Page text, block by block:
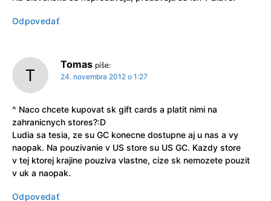
Odpovedať
Tomas píše:
24. novembra 2012 o 1:27
^ Naco chcete kupovat sk gift cards a platit nimi na
zahranicnych stores?:D
Ludia sa tesia, ze su GC konecne dostupne aj u nas a vy
naopak. Na pouzivanie v US store su US GC. Kazdy store
v tej ktorej krajine pouziva vlastne, cize sk nemozete pouzit
v uk a naopak.
Odpovedať